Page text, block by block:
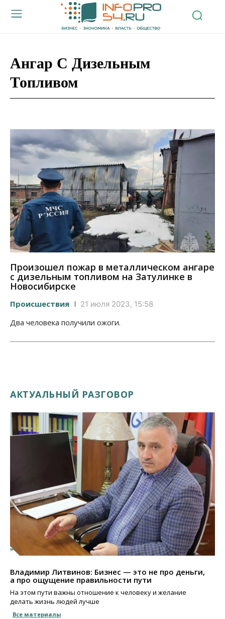
Ангар С Дизельным
Топливом
Произошел пожар в металлическом ангаре
с дизельным топливом на Затулинке в
Новосибирске
Происшествия 21 июля 2023, 15:58
Два человека получили ожоги.
АКТУАЛЬНЫЙ РАЗГОВОР
Владимир Литвинов: Бизнес — это не про деньги,
а про ощущение правильности пути
На этом пути важны отношение к человеку и желание
делать жизнь людей лучше
Все материалы